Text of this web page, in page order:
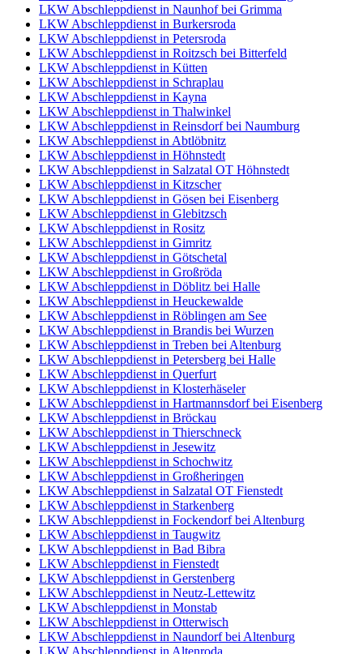
LKW Abschleppdienst in Naunhof bei Grimma
LKW Abschleppdienst in Burkersroda
LKW Abschleppdienst in Petersroda
LKW Abschleppdienst in Roitzsch bei Bitterfeld
LKW Abschleppdienst in Kütten
LKW Abschleppdienst in Schraplau
LKW Abschleppdienst in Kayna
LKW Abschleppdienst in Thalwinkel
LKW Abschleppdienst in Reinsdorf bei Naumburg
LKW Abschleppdienst in Abtlöbnitz
LKW Abschleppdienst in Höhnstedt
LKW Abschleppdienst in Salzatal OT Höhnstedt
LKW Abschleppdienst in Kitzscher
LKW Abschleppdienst in Gösen bei Eisenberg
LKW Abschleppdienst in Glebitzsch
LKW Abschleppdienst in Rositz
LKW Abschleppdienst in Gimritz
LKW Abschleppdienst in Götschetal
LKW Abschleppdienst in Großröda
LKW Abschleppdienst in Döblitz bei Halle
LKW Abschleppdienst in Heuckewalde
LKW Abschleppdienst in Röblingen am See
LKW Abschleppdienst in Brandis bei Wurzen
LKW Abschleppdienst in Treben bei Altenburg
LKW Abschleppdienst in Petersberg bei Halle
LKW Abschleppdienst in Querfurt
LKW Abschleppdienst in Klosterhäseler
LKW Abschleppdienst in Hartmannsdorf bei Eisenberg
LKW Abschleppdienst in Bröckau
LKW Abschleppdienst in Thierschneck
LKW Abschleppdienst in Jesewitz
LKW Abschleppdienst in Schochwitz
LKW Abschleppdienst in Großheringen
LKW Abschleppdienst in Salzatal OT Fienstedt
LKW Abschleppdienst in Starkenberg
LKW Abschleppdienst in Fockendorf bei Altenburg
LKW Abschleppdienst in Taugwitz
LKW Abschleppdienst in Bad Bibra
LKW Abschleppdienst in Fienstedt
LKW Abschleppdienst in Gerstenberg
LKW Abschleppdienst in Neutz-Lettewitz
LKW Abschleppdienst in Monstab
LKW Abschleppdienst in Otterwisch
LKW Abschleppdienst in Naundorf bei Altenburg